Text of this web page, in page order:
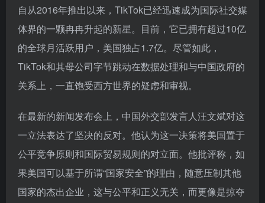
自从2016年推出以来，TikTok已经迅速成为国际社交媒
体界的一颗冉冉升起的新星。目前，它已拥有超过10亿
的全球月活跃用户，美国独占1.7亿。尽管如此，
TikTok和其母公司字节跳动在数据处理和与中国政府的
关系上，一直饱受西方世界的疑虑和审视。
在最新的新闻发布会上，中国外交部发言人汪文斌对这
一立法表达了坚决的反对。他认为这一决策将美国置于
公平竞争原则和国际贸易规则的对立面。他批评称，如
果美国可以基于所谓“国家安全”的理由，随意压制其他
国家的杰出企业，这与公平和正义无关，而更像是掠夺